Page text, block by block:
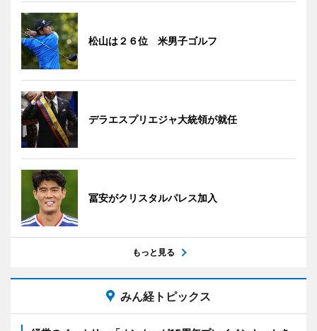
松山は２６位 米男子ゴルフ
デラエスプリエジャ大統領が就任
冨安がクリスタルパレス加入
もっと見る
みん経トピックス